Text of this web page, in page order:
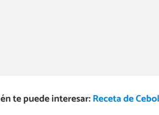
te puede interesar:Receta de